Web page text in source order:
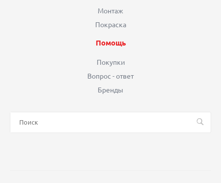
Монтаж
Покраска
Помощь
Покупки
Вопрос - ответ
Бренды